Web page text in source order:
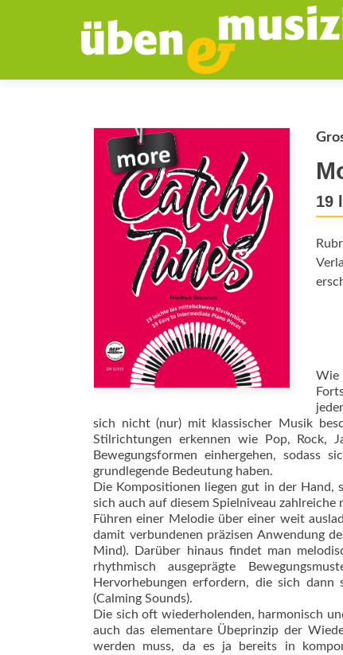
19
Wie
sich nicht (nur) mit klassischer Musik
Stilrichtungen erkennen wie Pop, Rock,
Bewegungsformen einhergehen, sodass
grundlegende Bedeutung haben.
Die Kompositionen liegen gut in der Hand,
sich auch auf diesem Spielniveau
Führen einer Melodie über einer weit
damit verbundenen präzisen Anwendung
Mind). Darüber hinaus findet man
rhythmisch ausgeprägte
Hervorhebungen erfordern, die sich dann
(Calming Sounds).
Die sich oft wiederholenden, harmonisch
auch das elementare Übeprinzip der
werden muss, da es ja bereits in